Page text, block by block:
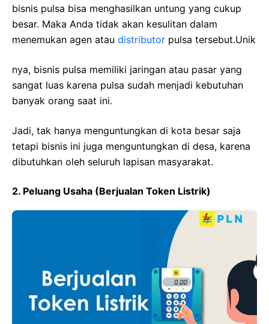
bisnis pulsa bisa menghasilkan untung yang cukup
besar. Maka Anda tidak akan kesulitan dalam
menemukan agen atau distributor pulsa tersebut.Unik
nya, bisnis pulsa memiliki jaringan atau pasar yang
sangat luas karena pulsa sudah menjadi kebutuhan
banyak orang saat ini.
Jadi, tak hanya menguntungkan di kota besar saja
tetapi bisnis ini juga menguntungkan di desa, karena
dibutuhkan oleh seluruh lapisan masyarakat.
2. Peluang Usaha (Berjualan Token Listrik)